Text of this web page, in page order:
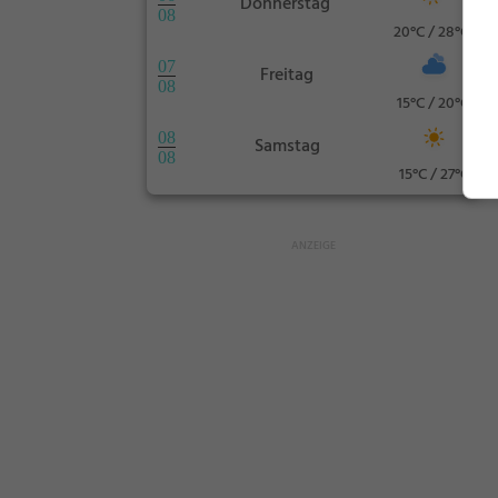
08
20°C / 28°C
07
08
Freitag
15°C / 20°C
08
08
Samstag
15°C / 27°C